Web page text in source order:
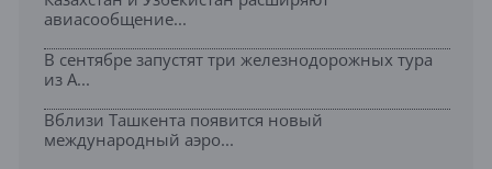
авиасообщение...
В сентябре запустят три железнодорожных тура
из А...
Вблизи Ташкента появится новый
международный аэро...